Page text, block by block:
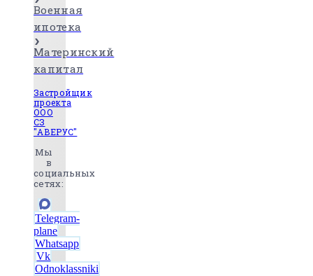
Военная
ипотека
Материнский
капитал
Застройщик
проекта
ООО
СЗ
"АВЕРУС"
Мы
в
социальных
сетях:
Telegram-
plane
Whatsapp
Vk
Odnoklassniki